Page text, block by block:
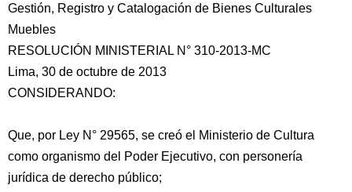
Gestión, Registro y Catalogación de Bienes Culturales
Muebles
RESOLUCIÓN MINISTERIAL N° 310-2013-MC
Lima, 30 de octubre de 2013
CONSIDERANDO:
Que, por Ley N° 29565, se creó el Ministerio de Cultura
como organismo del Poder Ejecutivo, con personería
jurídica de derecho público;